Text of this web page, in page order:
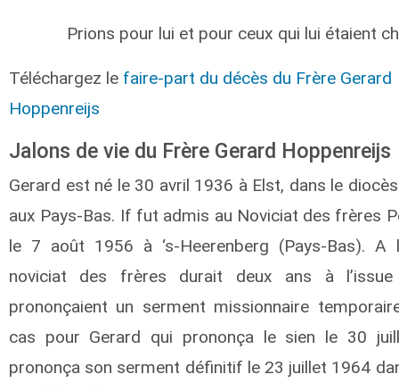
Prions pour lui et pour ceux qui lui étaient
Téléchargez le faire-part du décès du Frère Gerard
Hoppenreijs
Jalons de vie du Frère Gerard Hoppenreijs
Gerard est né le 30 avril 1936 à Elst, dans le
aux Pays-Bas. If fut admis au Noviciat des frères
le 7 août 1956 à ‘s-Heerenberg (Pays-Bas). A
noviciat des frères durait deux ans à
prononçaient un serment missionnaire
cas pour Gerard qui prononça le sien le 30
prononça son serment définitif le 23 juillet 1964